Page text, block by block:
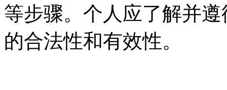
等步骤。个人应了解并
的合法性和有效性。